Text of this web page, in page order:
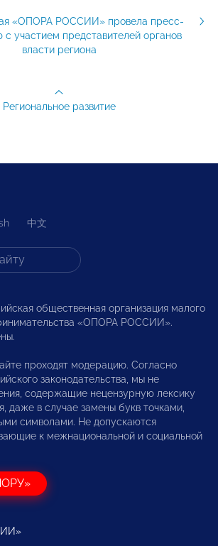
«ОПОРА РОССИИ» провела пресс-
участием представителей органов
власти региона
Региональное развитие
中文
общественная организация малого
«ОПОРА РОССИИ».
проходят модерацию. Согласно
законодательства, мы не
содержащие нецензурную лексику
даже в случае замены букв точками,
символами. Не допускаются
к межнациональной и социальной